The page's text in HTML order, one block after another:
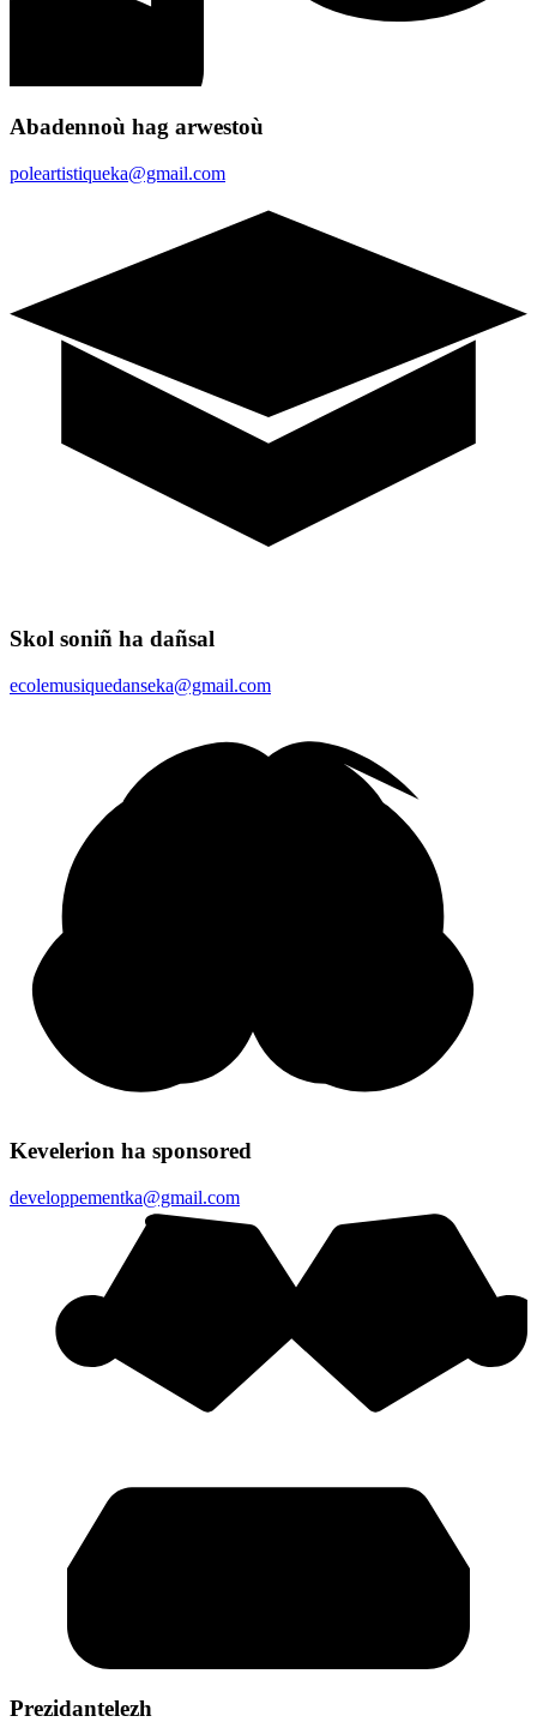
Abadennoù hag arwestoù
poleartistiqueka@gmail.com
Skol soniñ ha dañsal
ecolemusiquedanseka@gmail.com
Kevelerion ha sponsored
developpementka@gmail.com
Prezidantelezh